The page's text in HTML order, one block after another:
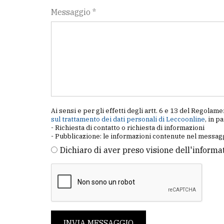
Messaggio *
Ai sensi e per gli effetti degli artt. 6 e 13 del
sul trattamento dei dati personali di Leccoonline, in
- Richiesta di contatto o richiesta di informazioni
- Pubblicazione: le informazioni contenute nel
Dichiaro di aver preso visione